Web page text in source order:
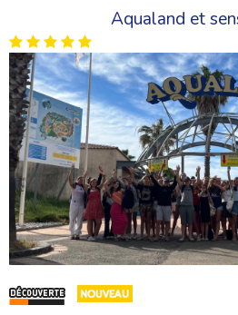
Aqualand et